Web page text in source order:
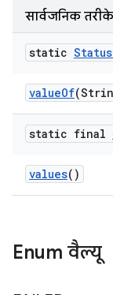
सार्वजनिक तरीके
static Status
valueOf
static final
values()
Enum वैल्यू